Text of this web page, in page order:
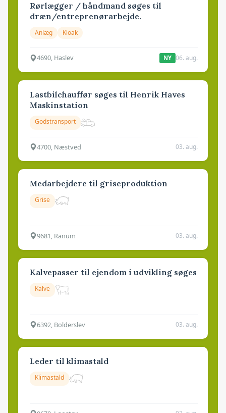
Rørlægger / håndmand søges til
dræn/entreprenørarbejde.
Anlæg Kloak
4690, Haslev NY 06. aug.
Lastbilchauffør søges til Henrik Haves
Maskinstation
Godstransport
4700, Næstved 03. aug.
Medarbejdere til griseproduktion
Grise
9681, Ranum 03. aug.
Kalvepasser til ejendom i udvikling søges
Kalve
6392, Bolderslev 03. aug.
Leder til klimastald
Klimastald